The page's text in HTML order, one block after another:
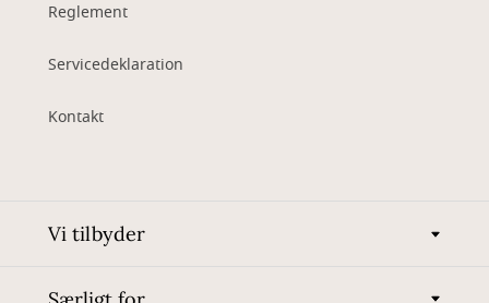
Reglement
Servicedeklaration
Kontakt
Vi tilbyder